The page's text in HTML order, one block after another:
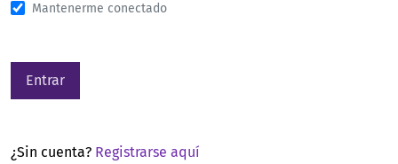
Mantenerme conectado
Entrar
¿Sin cuenta? Registrarse aquí